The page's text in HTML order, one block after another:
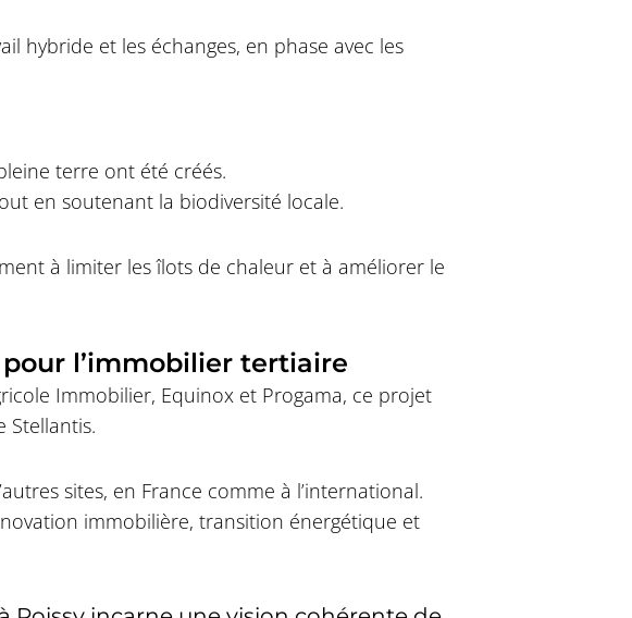
hybride et les échanges, en phase avec les
terre ont été créés.
en soutenant la biodiversité locale.
à limiter les îlots de chaleur et à améliorer le
l’immobilier tertiaire
Immobilier, Equinox et Progama, ce projet
Stellantis.
sites, en France comme à l’international.
immobilière, transition énergétique et